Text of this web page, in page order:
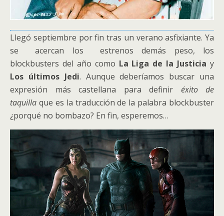
Llegó septiembre por fin tras un verano asfixiante. Ya
se acercan los estrenos demás peso, los
blockbusters del año como La Liga de la Justicia y
Los últimos Jedi. Aunque deberíamos buscar una
expresión más castellana para definir éxito de
taquilla que es la traducción de la palabra blockbuster
¿porqué no bombazo? En fin, esperemos…